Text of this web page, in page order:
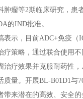
肿瘤等2期临床研究，患
的IND批准。
表示，目前ADC+免疫（
疗策略，通过联合使用
治疗效果并克服耐药性
质量。开展BL-B01D1与
带来潜在的高效、安全